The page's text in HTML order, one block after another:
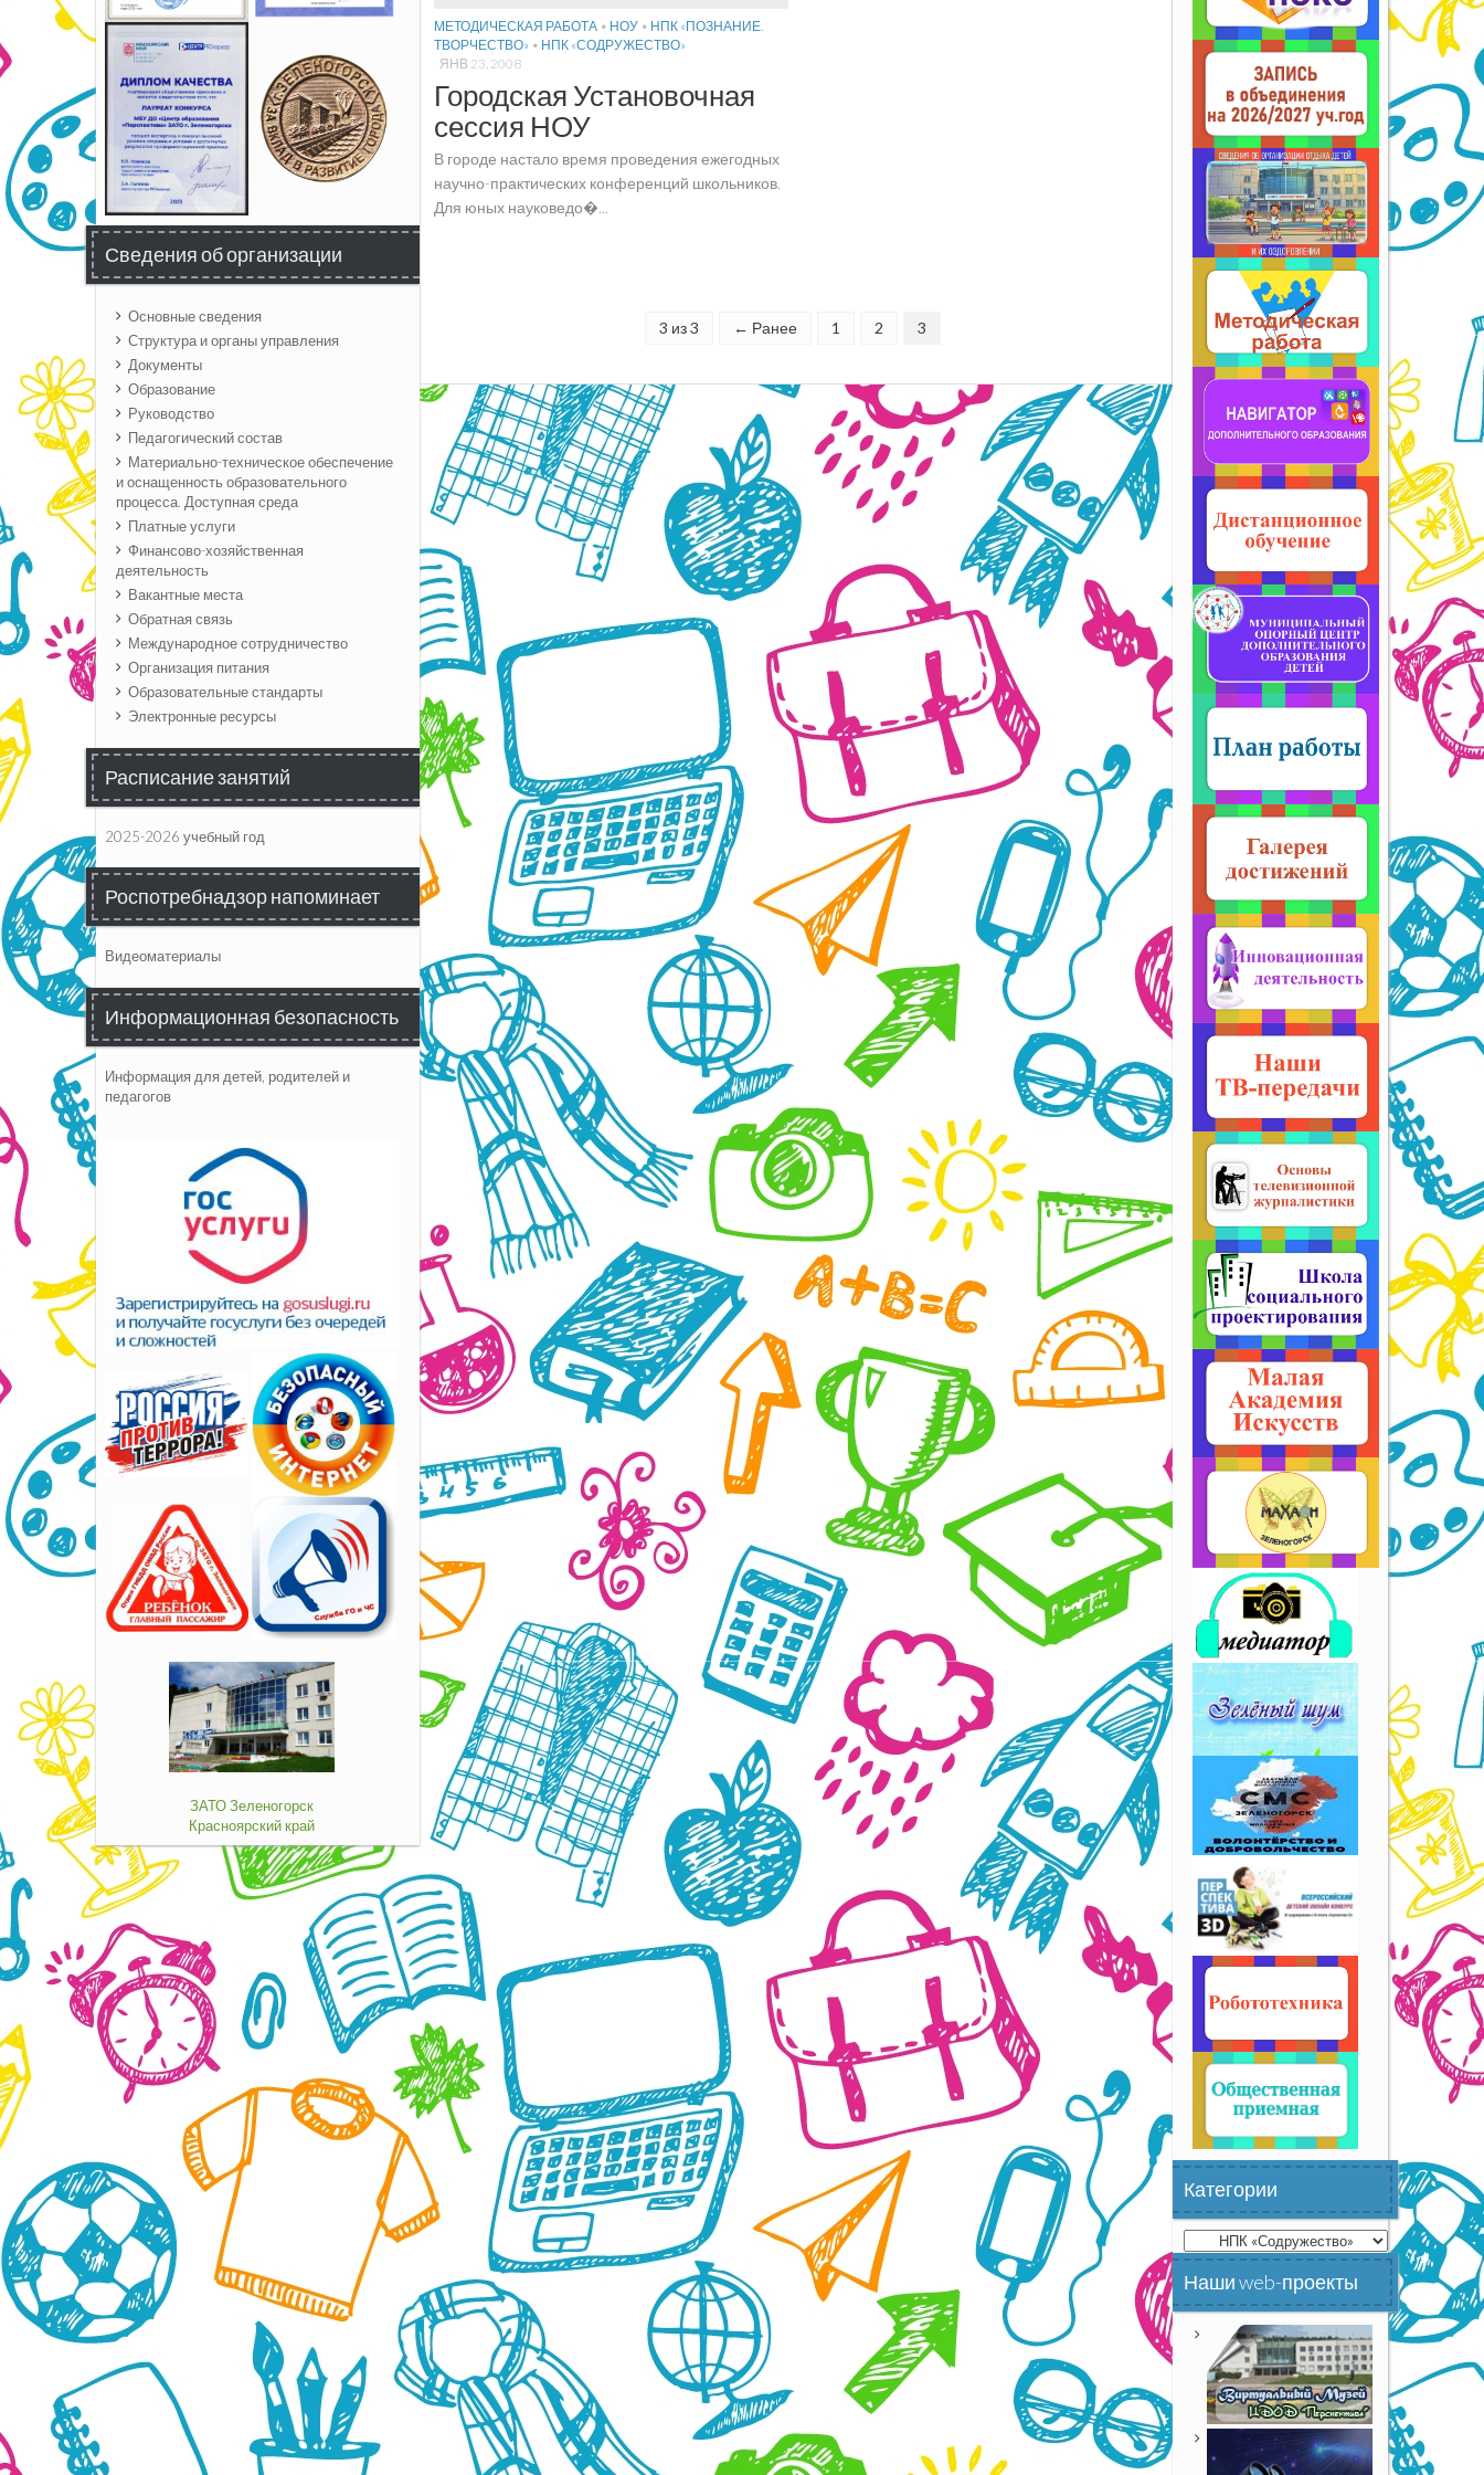
Сведения об организации
Основные сведения
Структура и органы управления
Документы
Образование
Руководство
Педагогический состав
Материально-техническое обеспечение
и оснащенность образовательного
процесса. Доступная среда
Платные услуги
Финансово-хозяйственная
деятельность
Вакантные места
Обратная связь
Международное сотрудничество
Организация питания
Образовательные стандарты
Электронные ресурсы
Расписание занятий
2025-2026 учебный год
Роспотребнадзор напоминает
Видеоматериалы
Информационная безопасность
Информация для детей, родителей и
педагогов
ЗАТО Зеленогорск
Красноярский край
МЕТОДИЧЕСКАЯ РАБОТА• НОУ• НПК «ПОЗНАНИЕ.
ТВОРЧЕСТВО» • НПК «СОДРУЖЕСТВО»
ЯНВ 23, 2008
Городская Установочная
сессия НОУ
В городе настало время проведения ежегодных
научно-практических конференций школьников.
Для юных науковедо�...
3 из 3 ← Ранее 1 2 3
Категории
Категории
Наши web-проекты